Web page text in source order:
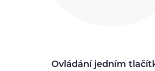
Ovládání jedním